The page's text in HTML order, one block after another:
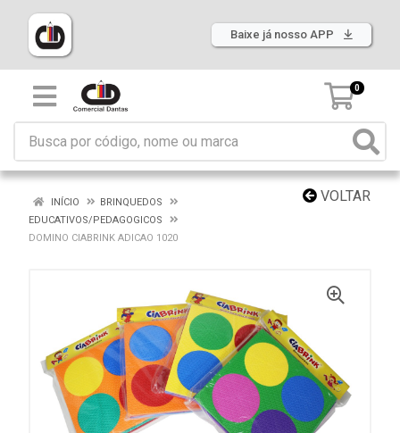
Baixe já nosso APP
0
VOLTAR
INÍCIO
BRINQUEDOS
EDUCATIVOS/PEDAGOGICOS
DOMINO CIABRINK ADICAO 1020